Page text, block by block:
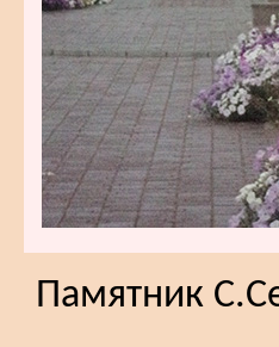
Памятник